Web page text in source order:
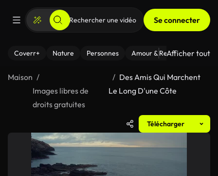
Se connecter
Coverr+ Nature Personnes Amour & Relations Le
Afficher tout
Maison
Images libres de
droits gratuites
Des Amis Qui Marchent
Le Long D'une Côte
Télécharger